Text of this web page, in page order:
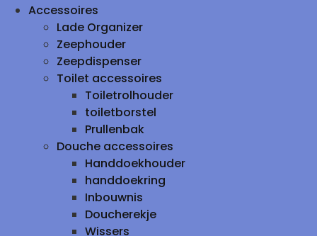
Accessoires
Lade Organizer
Zeephouder
Zeepdispenser
Toilet accessoires
Toiletrolhouder
toiletborstel
Prullenbak
Douche accessoires
Handdoekhouder
handdoekring
Inbouwnis
Doucherekje
Wissers